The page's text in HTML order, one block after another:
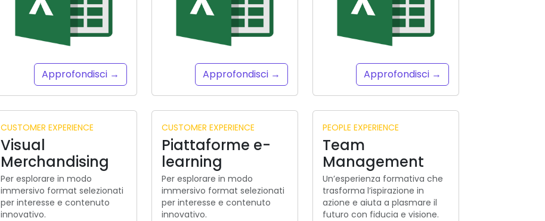
Approfondisci → Approfondisci → Approfondisci →
CUSTOMER EXPERIENCE
Visual
Merchandising
Per esplorare in modo
immersivo format selezionati
per interesse e contenuto
innovativo.
CUSTOMER EXPERIENCE
Piattaforme e-
learning
Per esplorare in modo
immersivo format selezionati
per interesse e contenuto
innovativo.
PEOPLE EXPERIENCE
Team
Management
Un’esperienza formativa che
trasforma l’ispirazione in
azione e aiuta a plasmare il
futuro con fiducia e visione.